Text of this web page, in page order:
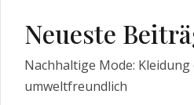
Neueste
Nachhaltige Mode:
umweltfreundlich